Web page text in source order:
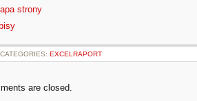
strony
CATEGORIES: EXCELRAPORT
are closed.